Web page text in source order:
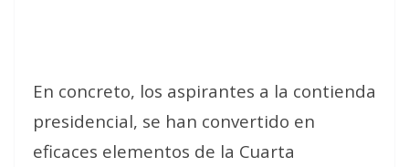
En concreto, los aspirantes a la contienda
presidencial, se han convertido en
eficaces elementos de la Cuarta